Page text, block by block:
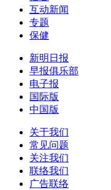
互动新闻
专题
保健
新明日报
早报俱乐部
电子报
国际版
中国版
关于我们
常见问题
关注我们
联络我们
广告联络